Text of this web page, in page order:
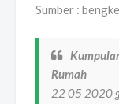
Sumber :
Rumah
22 05 2020